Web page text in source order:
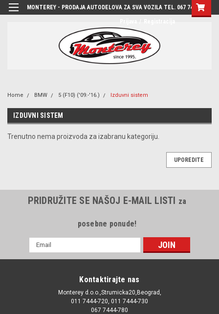
MONTEREY - PRODAJA AUTODELOVA ZA SVA VOZILA TEL. 067 7444-780
Home BMW 5 (F10) ('09.-'16.) Izduvni sistem
IZDUVNI SISTEM
Trenutno nema proizvoda za izabranu kategoriju.
UPOREDITE
PRIDRUŽITE SE NAŠOJ E-MAIL LISTI za
posebne ponude!
mail
Kontaktirajte nas
Monterey d.o.o.,Strumicka20,Beograd,
011 7444-720, 011 7444-730
067 7444-780